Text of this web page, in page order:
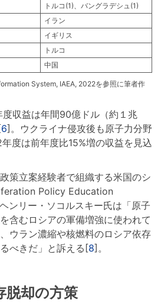
トルコ(1)、バングラデシュ(1)
イラン
イギリス
トルコ
中国
System, IAEA, 2022を参照に筆者作
収益は年間90億ドル（約１兆
6]。ウクライナ侵攻後も原子力分野
度は前年度比15%増の収益を見込
策立案経験者で組織する米国のシ
Policy Education
ンリー・ソコルスキー氏は「原子
含むロシアの軍備増強に使われて
ウラン濃縮や核燃料のロシア依存
べきだ」と訴える[8]。
脱却の方策